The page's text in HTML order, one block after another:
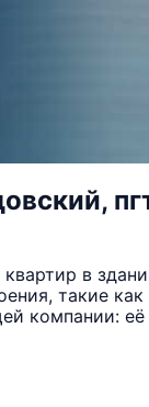
в
такие
компании: её